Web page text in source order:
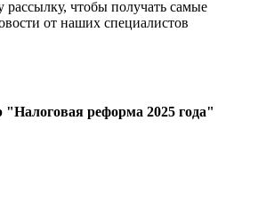
чтобы получать самые
от наших специалистов
"Налоговая реформа 2025 года"